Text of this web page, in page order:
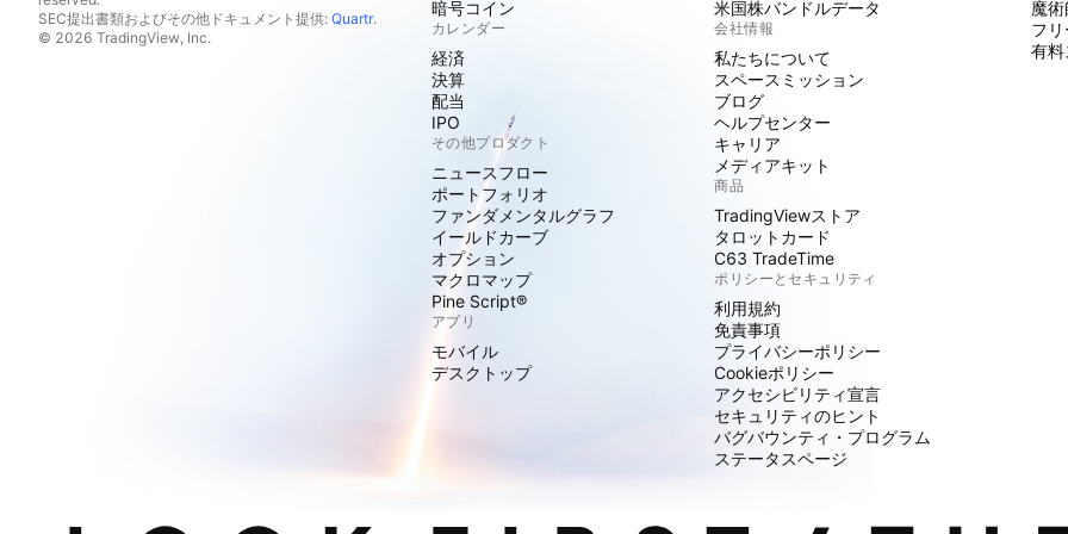
SEC提出書類およびその他ドキュメント提供: Quartr.
© 2026 TradingView, Inc.
暗号コイン
カレンダー
経済
決算
配当
IPO
その他プロダクト
ニュースフロー
ポートフォリオ
ファンダメンタルグラフ
イールドカーブ
オプション
マクロマップ
Pine Script®
アプリ
モバイル
デスクトップ
米国株バンドルデータ
会社情報
私たちについて
スペースミッション
ブログ
ヘルプセンター
キャリア
メディアキット
商品
TradingViewストア
タロットカード
C63 TradeTime
ポリシーとセキュリティ
利用規約
免責事項
プライバシーポリシー
Cookieポリシー
アクセシビリティ宣言
セキュリティのヒント
バグバウンティ・プログラム
ステータスページ
魔術
フ
有料